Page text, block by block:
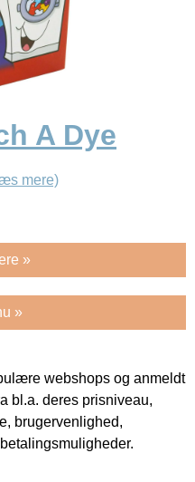
A Dye
mere)
»
»
webshops og anmeldt
bl.a. deres prisniveau,
brugervenlighed,